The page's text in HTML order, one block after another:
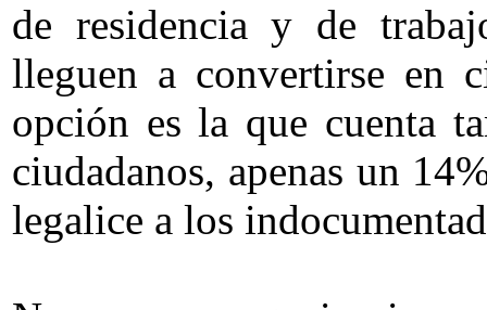
de residencia y de
lleguen a convertirse en
opción es la que cuenta
ciudadanos, apenas un
legalice a los